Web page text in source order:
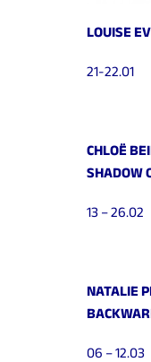
LOUISE
21-22.01
CHLOË
SHADOW
13 – 26.02
NATALIE
06 – 12.03